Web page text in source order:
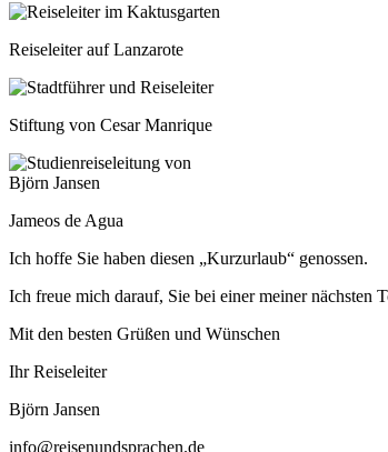
Reiseleiter auf Lanzarote
Stiftung von Cesar Manrique
Jameos de Agua
Ich hoffe Sie haben diesen „Kurzurlaub“ genossen.
Ich freue mich darauf, Sie bei einer meiner nächsten
Mit den besten Grüßen und Wünschen
Ihr Reiseleiter
Björn Jansen
info@reisenundsprachen.de